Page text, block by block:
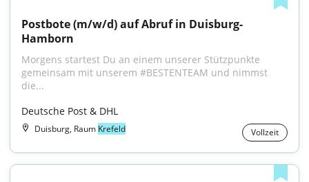
Postbote (m/w/d) auf Abruf in Duisburg-
Hamborn
Morgens startest Du an einem unserer Stützpunkte
gemeinsam mit unserem #BESTENTEAM und nimmst
die...
Deutsche Post & DHL
Duisburg, Raum Krefeld Vollzeit